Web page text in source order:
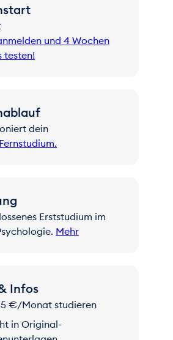
persönliche KI-
learning– erhalte in Echtzeit
und 4 Wochen
testen!
dein
Erststudium im
Mehr
Infos
€/Monat studieren
in Original-